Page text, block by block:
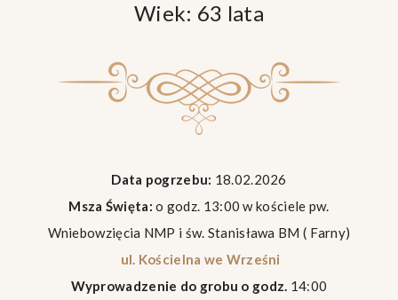
Wiek: 63 lata
Data pogrzebu: 18.02.2026
Msza Święta: o godz. 13:00 w kościele pw.
Wniebowzięcia NMP i św. Stanisława BM ( Farny)
ul. Kościelna we Wrześni
Wyprowadzenie do grobu o godz. 14:00